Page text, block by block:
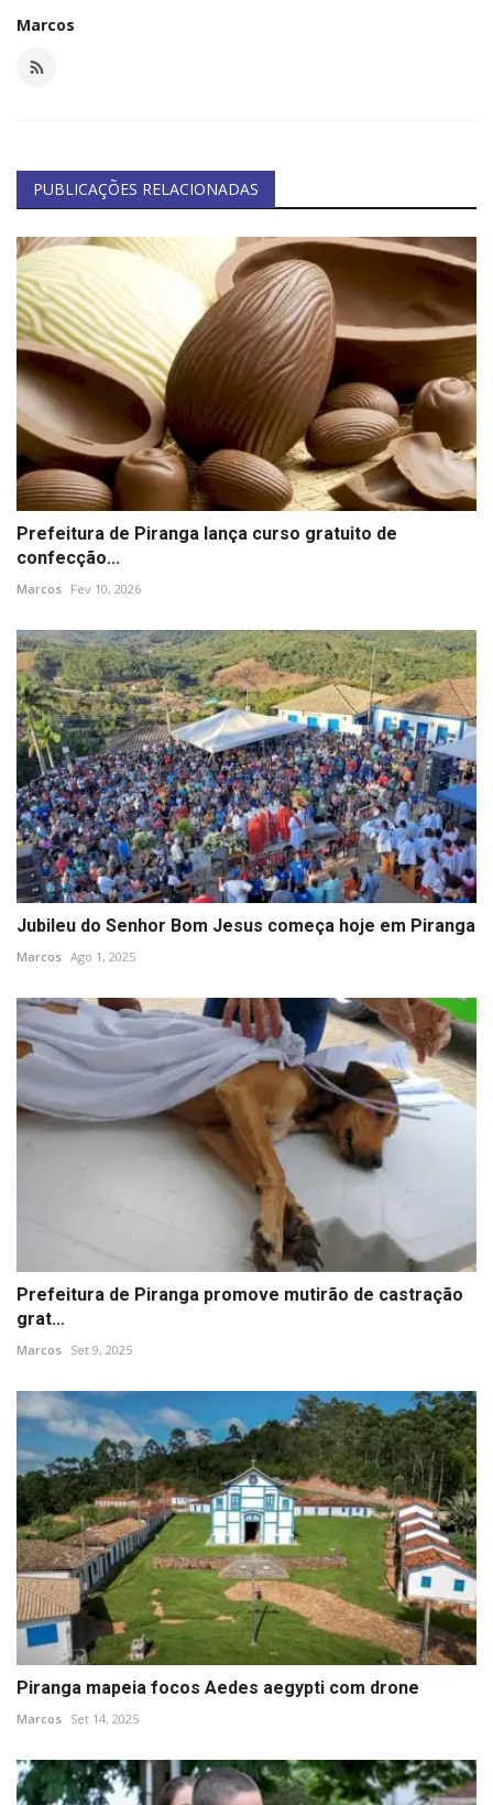
Marcos
PUBLICAÇÕES RELACIONADAS
Prefeitura de Piranga lança curso gratuito de
confecção...
Marcos Fev 10, 2026
Jubileu do Senhor Bom Jesus começa hoje em Piranga
Marcos Ago 1, 2025
Prefeitura de Piranga promove mutirão de castração
grat...
Marcos Set 9, 2025
Piranga mapeia focos Aedes aegypti com drone
Marcos Set 14, 2025